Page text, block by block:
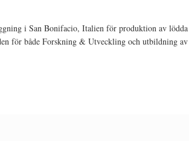
i San Bonifacio, Italien för produktion av
för både Forskning & Utveckling och utbildning